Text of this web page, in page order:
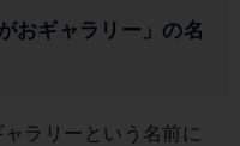
おギャラリー」の名
ラリーという名前に